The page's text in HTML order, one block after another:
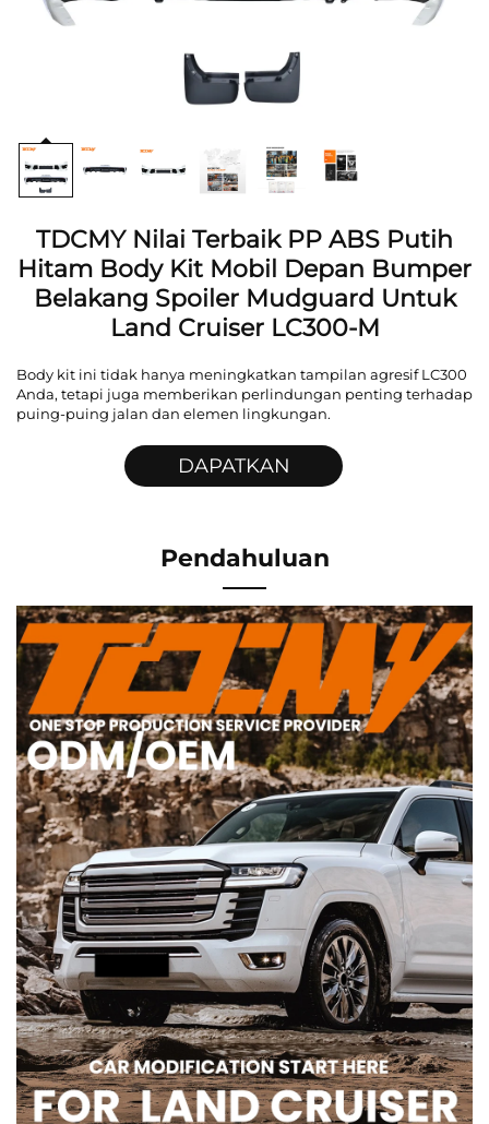
TDCMY Nilai Terbaik PP ABS Putih
Hitam Body Kit Mobil Depan Bumper
Belakang Spoiler Mudguard Untuk
Land Cruiser LC300-M
Body kit ini tidak hanya meningkatkan tampilan agresif LC300
Anda, tetapi juga memberikan perlindungan penting terhadap
puing-puing jalan dan elemen lingkungan.
DAPATKAN
Pendahuluan